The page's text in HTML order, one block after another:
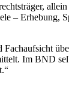
–
Fachaufsicht
Im BND